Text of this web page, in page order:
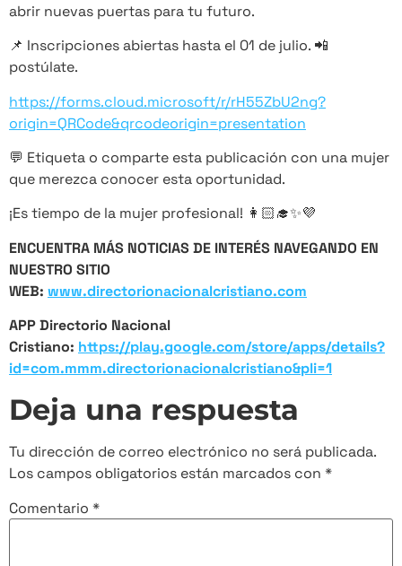
abrir nuevas puertas para tu futuro.
📌 Inscripciones abiertas hasta el 01 de julio. 📲
postúlate.
https://forms.cloud.microsoft/r/rH55ZbU2ng?
origin=QRCode&qrcodeorigin=presentation
💬 Etiqueta o comparte esta publicación con una mujer
que merezca conocer esta oportunidad.
¡Es tiempo de la mujer profesional! 👩🏻‍🎓✨💜
ENCUENTRA MÁS NOTICIAS DE INTERÉS NAVEGANDO EN
NUESTRO SITIO
WEB: www.directorionacionalcristiano.com
APP Directorio Nacional
Cristiano: https://play.google.com/store/apps/details?
id=com.mmm.directorionacionalcristiano&pli=1
Deja una respuesta
Tu dirección de correo electrónico no será publicada.
Los campos obligatorios están marcados con *
Comentario *